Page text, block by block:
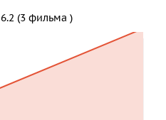
6.2 (3 фильма )